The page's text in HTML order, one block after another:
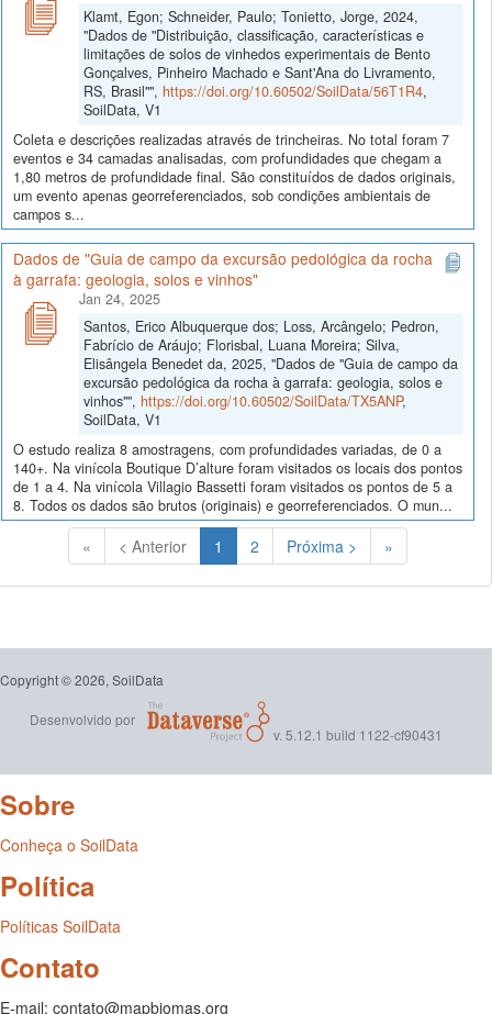
Klamt, Egon; Schneider, Paulo; Tonietto, Jorge, 2024,
"Dados de "Distribuição, classificação, características e
limitações de solos de vinhedos experimentais de Bento
Gonçalves, Pinheiro Machado e Sant'Ana do Livramento,
RS, Brasil"", https://doi.org/10.60502/SoilData/56T1R4,
SoilData, V1
Coleta e descrições realizadas através de trincheiras. No total foram 7
eventos e 34 camadas analisadas, com profundidades que chegam a
1,80 metros de profundidade final. São constituídos de dados originais,
um evento apenas georreferenciados, sob condições ambientais de
campos s...
Dados de "Guia de campo da excursão pedológica da rocha
à garrafa: geologia, solos e vinhos"
Jan 24, 2025
Santos, Erico Albuquerque dos; Loss, Arcângelo; Pedron,
Fabrício de Aráujo; Florisbal, Luana Moreira; Silva,
Elisângela Benedet da, 2025, "Dados de "Guia de campo da
excursão pedológica da rocha à garrafa: geologia, solos e
vinhos"", https://doi.org/10.60502/SoilData/TX5ANP,
SoilData, V1
O estudo realiza 8 amostragens, com profundidades variadas, de 0 a
140+. Na vinícola Boutique D’alture foram visitados os locais dos pontos
de 1 a 4. Na vinícola Villagio Bassetti foram visitados os pontos de 5 a
8. Todos os dados são brutos (originais) e georreferenciados. O mun...
« < Anterior 1 (Atual)
2 Próxima > »
Copyright © 2026, SoilData
Desenvolvido por
v. 5.12.1 build 1122-cf90431
Sobre
Conheça o SoilData
Política
Políticas SoilData
Contato
E-mail: contato@mapbiomas.org